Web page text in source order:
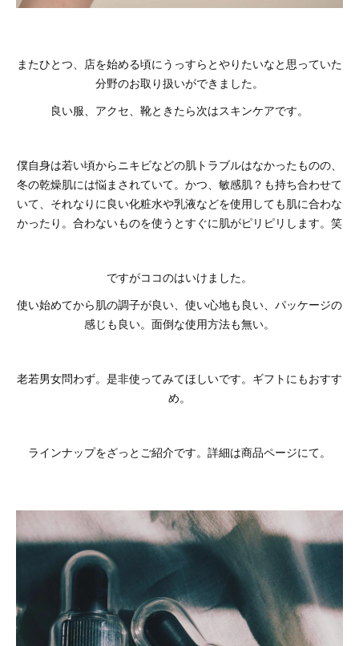
またひとつ、店を始める頃にうっすらとやりたいなと思っていた
分野のお取り扱いができました。
良い服、アクセ、靴ときたら次はスキンケアです。
僕自身は若い頃からニキビなどの肌トラブルはなかったものの、
冬の乾燥肌には悩まされていて。かつ、敏感肌？も持ち合わせて
いて、それなりに良い化粧水や乳液などを使用しても肌に合わな
かったり。合わないものを使うとすぐに肌がピリピリします。笑
ですがココのはいけました。
使い始めてから肌の調子が良い、使い心地も良い、パッケージの
感じも良い。面倒な使用方法も無い。
老若男女問わず。是非使ってみてほしいです。ギフトにもおすす
め。
ラインナップをざっとご紹介です。詳細は商品ページにて。